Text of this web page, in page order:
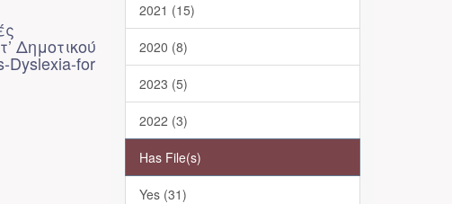
Δημοτικού
Dyslexia-for
2021 (15)
2020 (8)
2023 (5)
2022 (3)
Has File(s)
Yes (31)